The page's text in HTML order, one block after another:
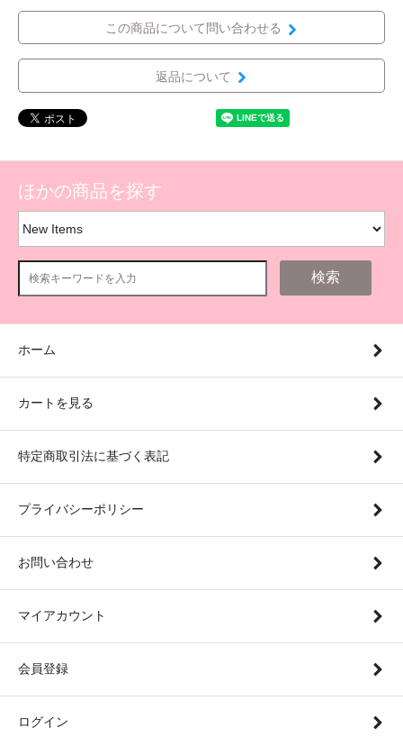
この商品について問い合わせる
返品について
ほかの商品を探す
検索
ホーム
カートを見る
特定商取引法に基づく表記
プライバシーポリシー
お問い合わせ
マイアカウント
会員登録
ログイン